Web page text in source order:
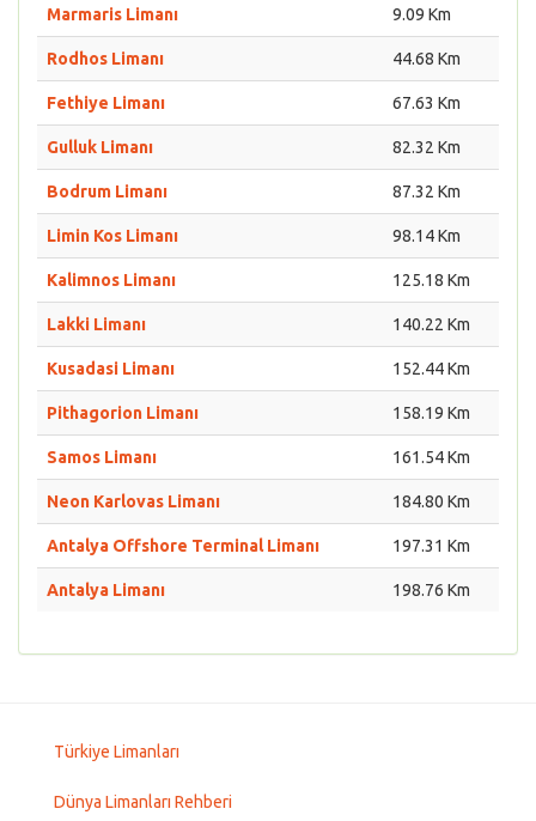
Marmaris Limanı 9.09 Km
Rodhos Limanı 44.68 Km
Fethiye Limanı 67.63 Km
Gulluk Limanı 82.32 Km
Bodrum Limanı 87.32 Km
Limin Kos Limanı 98.14 Km
Kalimnos Limanı 125.18 Km
Lakki Limanı 140.22 Km
Kusadasi Limanı 152.44 Km
Pithagorion Limanı 158.19 Km
Samos Limanı 161.54 Km
Neon Karlovas Limanı 184.80 Km
Antalya Offshore Terminal Limanı 197.31 Km
Antalya Limanı 198.76 Km
Türkiye Limanları
Dünya Limanları Rehberi